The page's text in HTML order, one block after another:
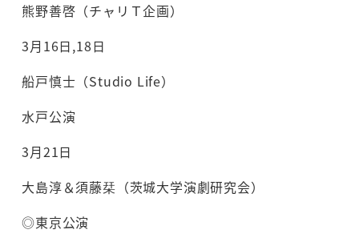
熊野善啓（チャリＴ企画）
3月16日,18日
船戸慎士（Studio Life）
水戸公演
3月21日
大島淳＆須藤栞（茨城大学演劇研究会）
◎東京公演